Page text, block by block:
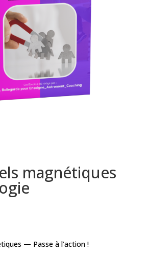
magnétiques
— Passe à l’action !